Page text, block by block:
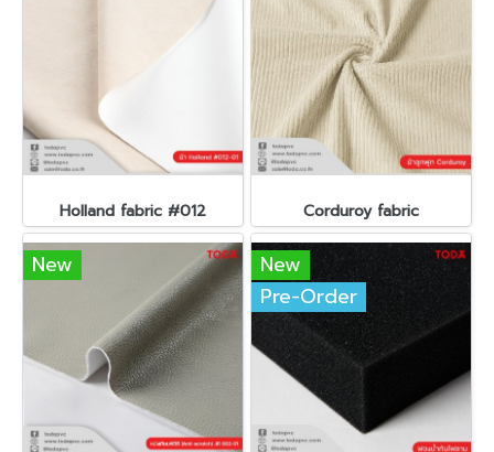
Holland fabric #012 Corduroy fabric
New
New
Pre-Order